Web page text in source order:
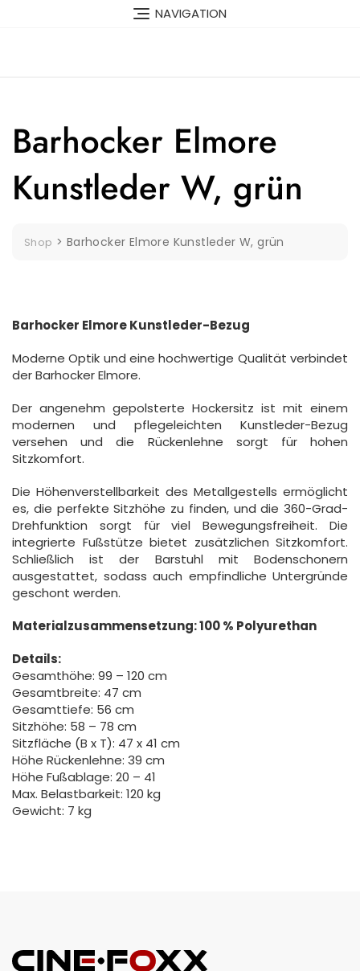
NAVIGATION
Barhocker Elmore
Kunstleder W, grün
Shop > Barhocker Elmore Kunstleder W, grün
Barhocker Elmore Kunstleder-Bezug
Moderne Optik und eine hochwertige Qualität verbindet
der Barhocker Elmore.
Der angenehm gepolsterte Hockersitz ist mit einem
modernen und pflegeleichten Kunstleder-Bezug
versehen und die Rückenlehne sorgt für hohen
Sitzkomfort.
Die Höhenverstellbarkeit des Metallgestells ermöglicht
es, die perfekte Sitzhöhe zu finden, und die 360-Grad-
Drehfunktion sorgt für viel Bewegungsfreiheit. Die
integrierte Fußstütze bietet zusätzlichen Sitzkomfort.
Schließlich ist der Barstuhl mit Bodenschonern
ausgestattet, sodass auch empfindliche Untergründe
geschont werden.
Materialzusammensetzung: 100 % Polyurethan
Details:
Gesamthöhe: 99 – 120 cm
Gesamtbreite: 47 cm
Gesamttiefe: 56 cm
Sitzhöhe: 58 – 78 cm
Sitzfläche (B x T): 47 x 41 cm
Höhe Rückenlehne: 39 cm
Höhe Fußablage: 20 – 41
Max. Belastbarkeit: 120 kg
Gewicht: 7 kg